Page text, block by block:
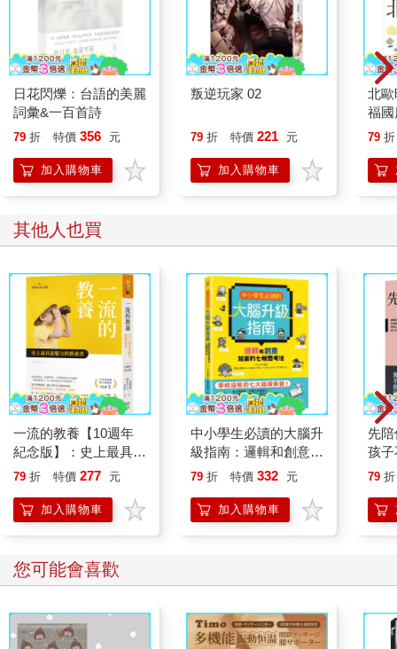
日花閃爍：台語的美麗
詞彙&一百首詩
79 折 特價 356 元
加入購物車
叛逆玩家 02
79 折 特價 221 元
加入購物車
北
福
79 折
其他人也買
一流的教養【10週年
紀念版】：史上最具說
服力的教養書
79 折 特價 277 元
加入購物車
中小學生必讀的大腦升
級指南：邏輯和創意加
乘的七種思考法
79 折 特價 332 元
加入購物車
先
孩
不
27
79 折
您可能會喜歡